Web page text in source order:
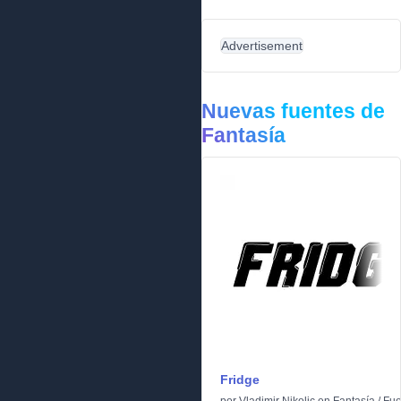
Advertisement
Nuevas fuentes de
Fantasía
Fridge